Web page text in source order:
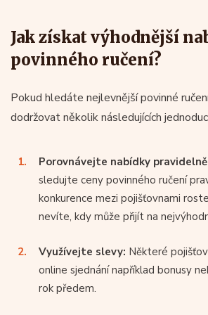
Jak získat výhodnější
povinného ručení?
Pokud hledáte nejlevnější povinné
dodržovat několik následujících
Porovnávejte nabídky
sledujte ceny povinného ručení
konkurence mezi pojišťovnami
nevíte, kdy může přijít na
Využívejte slevy: Některé
online sjednání například bonusy
rok předem.